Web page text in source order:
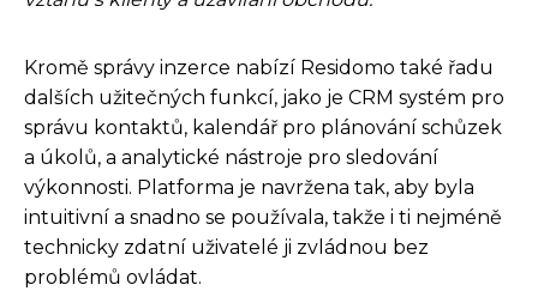
Kromě správy inzerce nabízí Residomo také řadu
dalších užitečných funkcí, jako je CRM systém pro
správu kontaktů, kalendář pro plánování schůzek
a úkolů, a analytické nástroje pro sledování
výkonnosti. Platforma je navržena tak, aby byla
intuitivní a snadno se používala, takže i ti nejméně
technicky zdatní uživatelé ji zvládnou bez
problémů ovládat.